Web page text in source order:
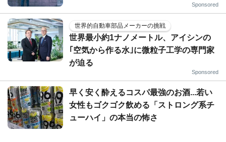
Sponsored
世界的自動車部品メーカーの挑戦
世界最小約1ナノメートル、アイシンの
｢空気から作る水｣に微粒子工学の専門家
が迫る
Sponsored
早く安く酔えるコスパ最強のお酒...若い
女性もゴクゴク飲める「ストロング系チ
ューハイ」の本当の怖さ